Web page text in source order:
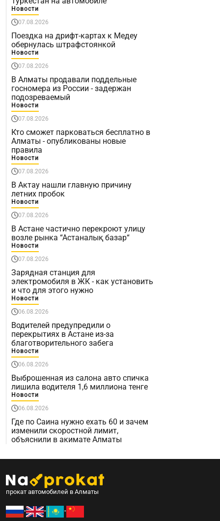
Новости
07.08.2026
Поездка на дрифт-картах к Медеу
обернулась штрафстоянкой
Новости
07.08.2026
В Алматы продавали поддельные
госномера из России - задержан
подозреваемый
Новости
07.08.2026
Кто сможет парковаться бесплатно в
Алматы - опубликованы новые
правила
Новости
07.08.2026
В Актау нашли главную причину
летних пробок
Новости
07.08.2026
В Астане частично перекроют улицу
возле рынка “Астаналық базар“
Новости
07.08.2026
Зарядная станция для
электромобиля в ЖК - как установить
и что для этого нужно
Новости
06.08.2026
Водителей предупредили о
перекрытиях в Астане из-за
благотворительного забега
Новости
06.08.2026
Выброшенная из салона авто спичка
лишила водителя 1,6 миллиона тенге
Новости
06.08.2026
Где по Саина нужно ехать 60 и зачем
изменили скоростной лимит,
объяснили в акимате Алматы
прокат автомобилей в Алматы
• • •